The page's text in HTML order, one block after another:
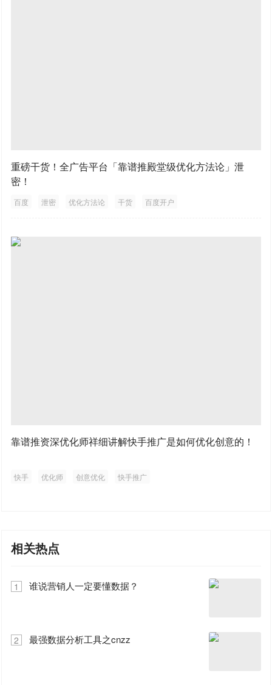
重磅干货！全广告平台「靠谱推殿堂级优化方法论」泄
密！
百度 泄密 优化方法论 干货 百度开户
靠谱推资深优化师祥细讲解快手推广是如何优化创意的！
快手 优化师 创意优化 快手推广
相关热点
1 谁说营销人一定要懂数据？
2 最强数据分析工具之cnzz